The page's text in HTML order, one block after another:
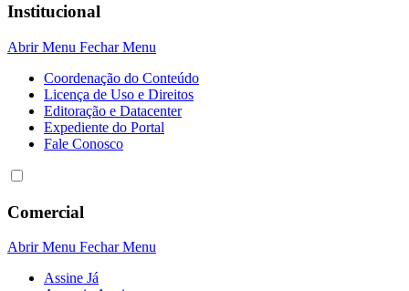
Institucional
Abrir Menu Fechar Menu
Coordenação do Conteúdo
Licença de Uso e Direitos
Editoração e Datacenter
Expediente do Portal
Fale Conosco
Comercial
Abrir Menu Fechar Menu
Assine Já